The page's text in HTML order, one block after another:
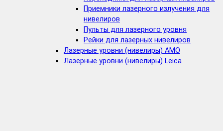
Приемники лазерного излучения для
нивелиров
Пульты для лазерного уровня
Рейки для лазерных нивелиров
Лазерные уровни (нивелиры) AMO
Лазерные уровни (нивелиры) Leica